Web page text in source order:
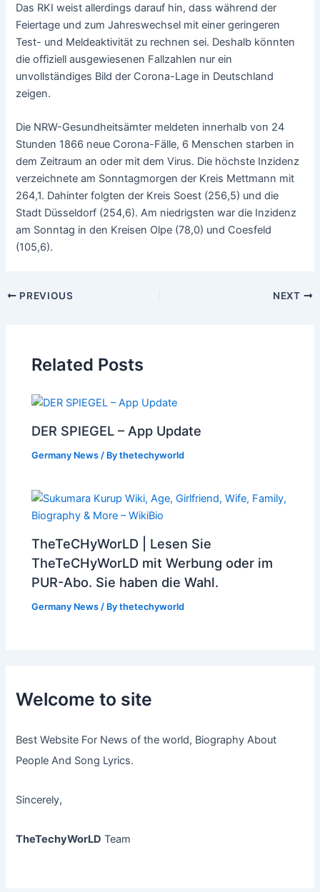
Das RKI weist allerdings darauf hin, dass während der
Feiertage und zum Jahreswechsel mit einer geringeren
Test- und Meldeaktivität zu rechnen sei. Deshalb könnten
die offiziell ausgewiesenen Fallzahlen nur ein
unvollständiges Bild der Corona-Lage in Deutschland
zeigen.
Die NRW-Gesundheitsämter meldeten innerhalb von 24
Stunden 1866 neue Corona-Fälle, 6 Menschen starben in
dem Zeitraum an oder mit dem Virus. Die höchste Inzidenz
verzeichnete am Sonntagmorgen der Kreis Mettmann mit
264,1. Dahinter folgten der Kreis Soest (256,5) und die
Stadt Düsseldorf (254,6). Am niedrigsten war die Inzidenz
am Sonntag in den Kreisen Olpe (78,0) und Coesfeld
(105,6).
PREVIOUS NEXT
Related Posts
DER SPIEGEL – App Update
Germany News / Bythetechyworld
TheTeCHyWorLD | Lesen Sie
TheTeCHyWorLD mit Werbung oder im
PUR-Abo. Sie haben die Wahl.
Germany News / Bythetechyworld
Welcome to site
Best Website For News of the world, Biography About
People And Song Lyrics.
Sincerely,
TheTechyWorLD Team